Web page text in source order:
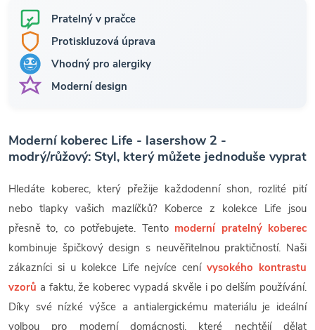
Pratelný v pračce
Protiskluzová úprava
Vhodný pro alergiky
Moderní design
Moderní koberec Life - lasershow 2 -
modrý/růžový: Styl, který můžete jednoduše vyprat
Hledáte koberec, který přežije každodenní shon, rozlité pití
nebo tlapky vašich mazlíčků? Koberce z kolekce Life jsou
přesně to, co potřebujete. Tento moderní pratelný koberec
kombinuje špičkový design s neuvěřitelnou praktičností. Naši
zákazníci si u kolekce Life nejvíce cenívysokého kontrastu
vzorů a faktu, že koberec vypadá skvěle i po delším používání.
Díky své nízké výšce a antialergickému materiálu je ideální
volbou pro moderní domácnosti, které nechtějí dělat